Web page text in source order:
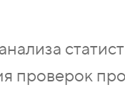
проверок